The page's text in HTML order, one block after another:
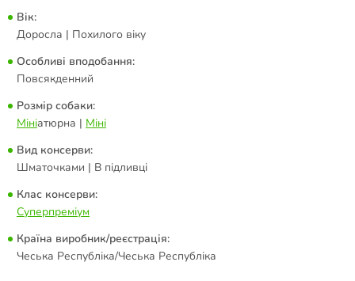
Вік:
Доросла | Похилого віку
Особливі вподобання:
Повсякденний
Розмір собаки:
Мініатюрна | Міні
Вид консерви:
Шматочками | В підливці
Клас консерви:
Суперпреміум
Країна виробник/реєстрація:
Чеська Республіка/Чеська Республіка